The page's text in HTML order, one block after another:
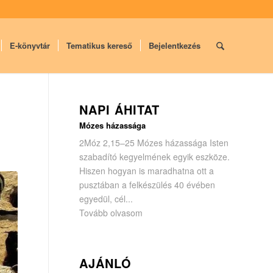
E-könyvtár Tematikus kereső Bejelentkezés
NAPI ÁHITAT
Mózes házassága
2Móz 2,15–25 Mózes házassága Isten
szabadító kegyelmének egyik eszköze.
Hiszen hogyan is maradhatna ott a
pusztában a felkészülés 40 évében
egyedül, cél...
Tovább olvasom
AJÁNLÓ